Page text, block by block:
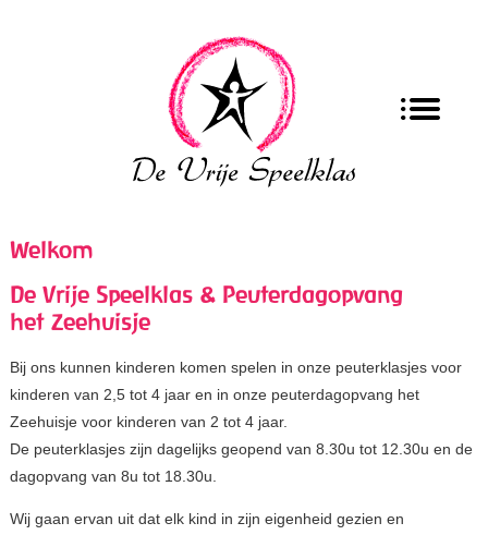
Welkom
De Vrije Speelklas & Peuterdagopvang
het Zeehuisje
Bij ons kunnen kinderen komen spelen in onze peuterklasjes voor
kinderen van 2,5 tot 4 jaar en in onze peuterdagopvang het
Zeehuisje voor kinderen van 2 tot 4 jaar.
De peuterklasjes zijn dagelijks geopend van 8.30u tot 12.30u en de
dagopvang van 8u tot 18.30u.
Wij gaan ervan uit dat elk kind in zijn eigenheid gezien en